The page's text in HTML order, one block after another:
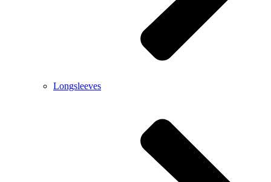
Longsleeves